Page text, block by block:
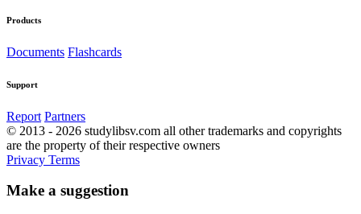
Products
Documents Flashcards
Support
Report Partners
© 2013 - 2026 studylibsv.com all other trademarks and copyrights
are the property of their respective owners
Privacy Terms
Make a suggestion